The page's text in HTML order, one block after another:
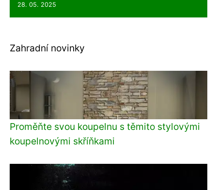
28. 05. 2025
Zahradní novinky
Proměňte svou koupelnu s těmito stylovými
koupelnovými skříňkami